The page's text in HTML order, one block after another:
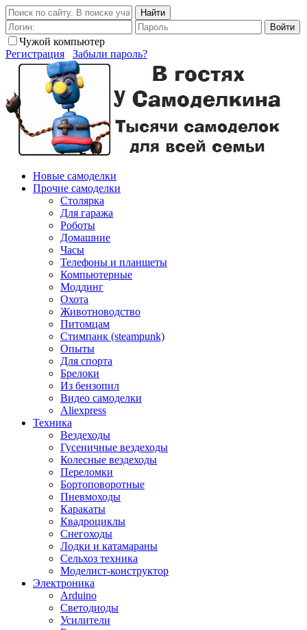
Найти
Войти
Чужой компьютер
Регистрация
Забыли пароль?
Новые самоделки
Прочие самоделки
Столярка
Для гаража
Роботы
Домашние
Часы
Телефоны и планшеты
Компьютерные
Моддинг
Охота
Животноводство
Питомцам
Стимпанк (steampunk)
Опыты
Для спорта
Брелоки
Из бензопил
Видео самоделки
Aliexpress
Техника
Вездеходы
Гусеничные вездеходы
Колесные вездеходы
Переломки
Бортоповоротные
Пневмоходы
Каракаты
Квадроциклы
Снегоходы
Лодки и катамараны
Сельхоз техника
Моделист-конструктор
Электроника
Arduino
Светодиоды
Усилители